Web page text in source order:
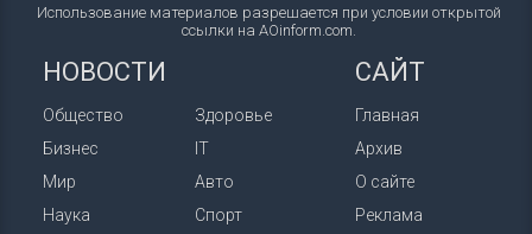
Использование материалов разрешается при условии открытой
ссылки на AOinform.com.
НОВОСТИ
Общество
Бизнес
Мир
Наука
Здоровье
IT
Авто
Спорт
САЙТ
Главная
Архив
О сайте
Реклама